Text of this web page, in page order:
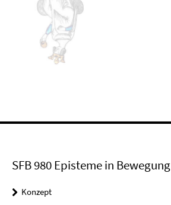
SFB 980 Episteme in Bewegung
Konzept